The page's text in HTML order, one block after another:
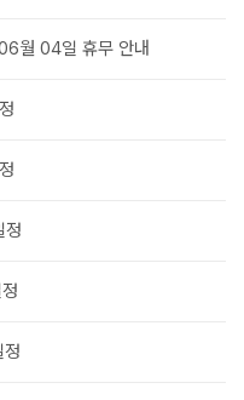
월 04일 휴무 안내
정